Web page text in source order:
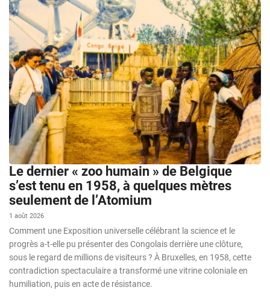
Le dernier « zoo humain » de Belgique
s’est tenu en 1958, à quelques mètres
seulement de l’Atomium
1 août 2026
Comment une Exposition universelle célébrant la science et le
progrès a-t-elle pu présenter des Congolais derrière une clôture,
sous le regard de millions de visiteurs ? À Bruxelles, en 1958, cette
contradiction spectaculaire a transformé une vitrine coloniale en
humiliation, puis en acte de résistance.